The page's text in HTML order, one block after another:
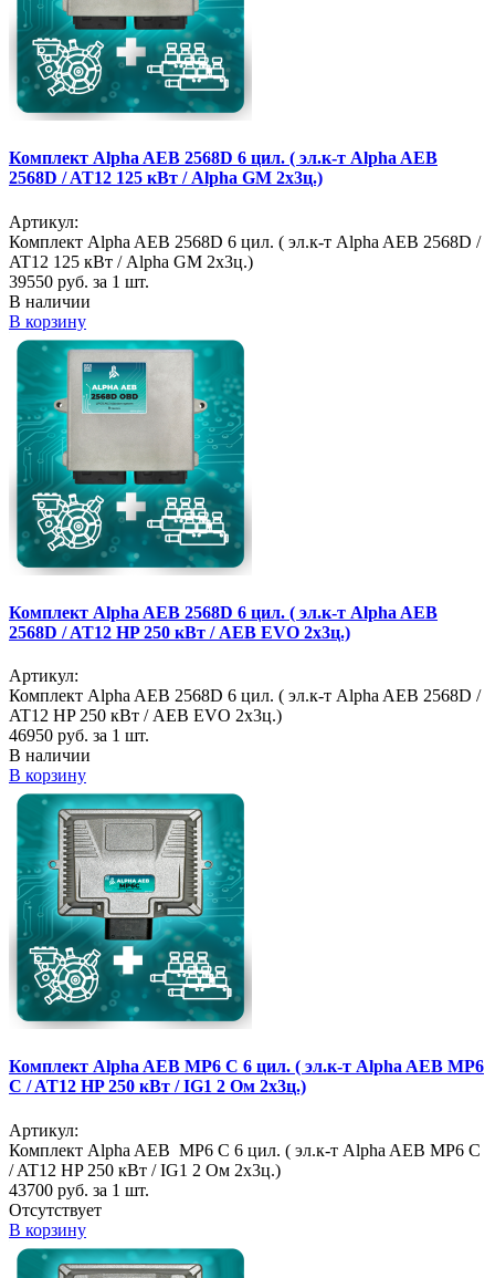
Комплект Alpha AEB 2568D 6 цил. ( эл.к-т Alpha AEB
2568D / AT12 125 кВт / Alpha GM 2х3ц.)
Артикул:
Комплект Alpha AEB 2568D 6 цил. ( эл.к-т Alpha AEB 2568D /
AT12 125 кВт / Alpha GM 2х3ц.)
39550 руб. за 1 шт.
В наличии
В корзину
Комплект Alpha AEB 2568D 6 цил. ( эл.к-т Alpha AEB
2568D / AT12 HP 250 кВт / AEB EVO 2х3ц.)
Артикул:
Комплект Alpha AEB 2568D 6 цил. ( эл.к-т Alpha AEB 2568D /
AT12 HP 250 кВт / AEB EVO 2х3ц.)
46950 руб. за 1 шт.
В наличии
В корзину
Комплект Alpha AEB MP6 C 6 цил. ( эл.к-т Alpha AEB MP6
C / AT12 HP 250 кВт / IG1 2 Ом 2х3ц.)
Артикул:
Комплект Alpha AEB MP6 C 6 цил. ( эл.к-т Alpha AEB MP6 C
/ AT12 HP 250 кВт / IG1 2 Ом 2х3ц.)
43700 руб. за 1 шт.
Отсутствует
В корзину